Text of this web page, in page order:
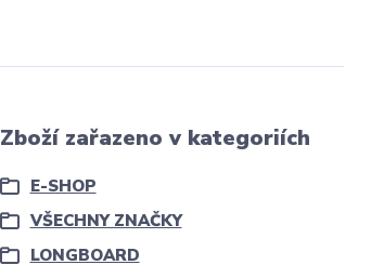
Zboží zařazeno v kategoriích
E-SHOP
VŠECHNY ZNAČKY
LONGBOARD